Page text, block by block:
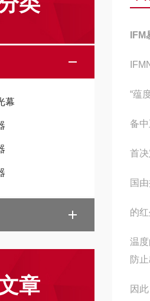
幕
章
“蕴
备
首
国
的
温
防
因